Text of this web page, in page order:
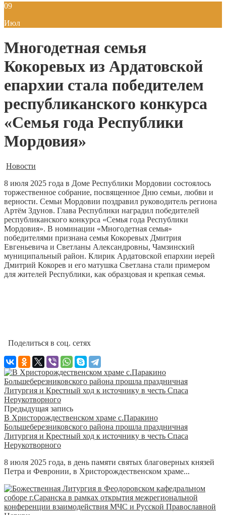
09
Июл
Многодетная семья
Кокоревых из Ардатовской
епархии стала победителем
республиканского конкурса
«Семья года Республики
Мордовия»
Новости
8 июля 2025 года в Доме Республики Мордовии состоялось
торжественное собрание, посвященное Дню семьи, любви и
верности. Семьи Мордовии поздравил руководитель региона
Артём Здунов. Глава Республики наградил победителей
республиканского конкурса «Семья года Республики
Мордовия». В номинации «Многодетная семья»
победителями признана семья Кокоревых Дмитрия
Евгеньевича и Светланы Александровны, Чамзинский
муниципальный район. Клирик Ардатовской епархии иерей
Дмитрий Кокорев и его матушка Светлана стали примером
для жителей Республики, как образцовая и крепкая семья.
Поделиться в соц. сетях
Предыдущая запись
В Христорождественском храме с.Паракино
Большеберезниковского района прошла праздничная
Литургия и Крестный ход к источнику в честь Спаса
Нерукотворного
8 июля 2025 года, в день памяти святых благоверных князей
Петра и Февронии, в Христорождественском храме...